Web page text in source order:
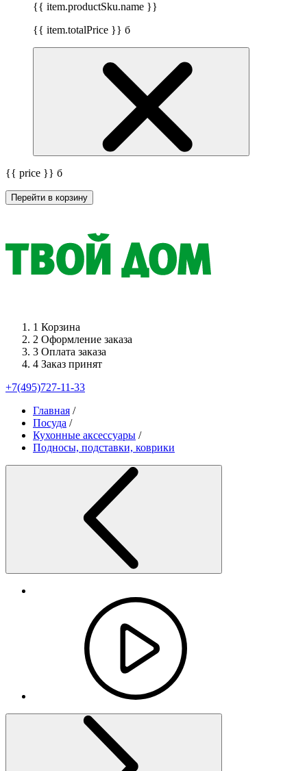
{{ item.productSku.name }}
{{ item.totalPrice }} б
{{ price }} б
Перейти в корзину
1 Корзина
2 Оформление заказа
3 Оплата заказа
4 Заказ принят
+7(495)727-11-33
Главная /
Посуда /
Кухонные аксессуары /
Подносы, подставки, коврики